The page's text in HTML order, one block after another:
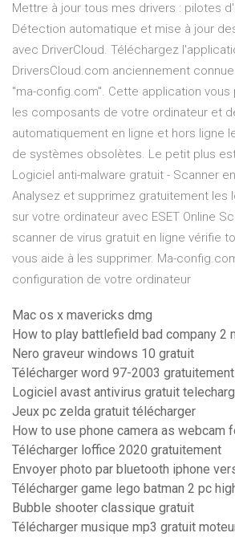
Mettre à jour tous mes drivers : pilotes
Détection automatique et mise à jour
avec DriverCloud. Téléchargez
DriversCloud.com anciennement
"ma-config.com". Cette application vous
les composants de votre ordinateur et
automatiquement en ligne et hors ligne
de systèmes obsolètes. Le petit plus
Logiciel anti-malware gratuit - Scanner
Analysez et supprimez gratuitement les
sur votre ordinateur avec ESET Online
scanner de virus gratuit en ligne vérifie
vous aide à les supprimer. Ma-
configuration de votre ordinateur
Mac os x mavericks dmg
How to play battlefield bad company 2
Nero graveur windows 10 gratuit
Télécharger word 97-2003 gratuitement
Logiciel avast antivirus gratuit
Jeux pc zelda gratuit télécharger
How to use phone camera as webcam
Télécharger loffice 2020 gratuitement
Envoyer photo par bluetooth iphone
Télécharger game lego batman 2 pc
Bubble shooter classique gratuit
Télécharger musique mp3 gratuit